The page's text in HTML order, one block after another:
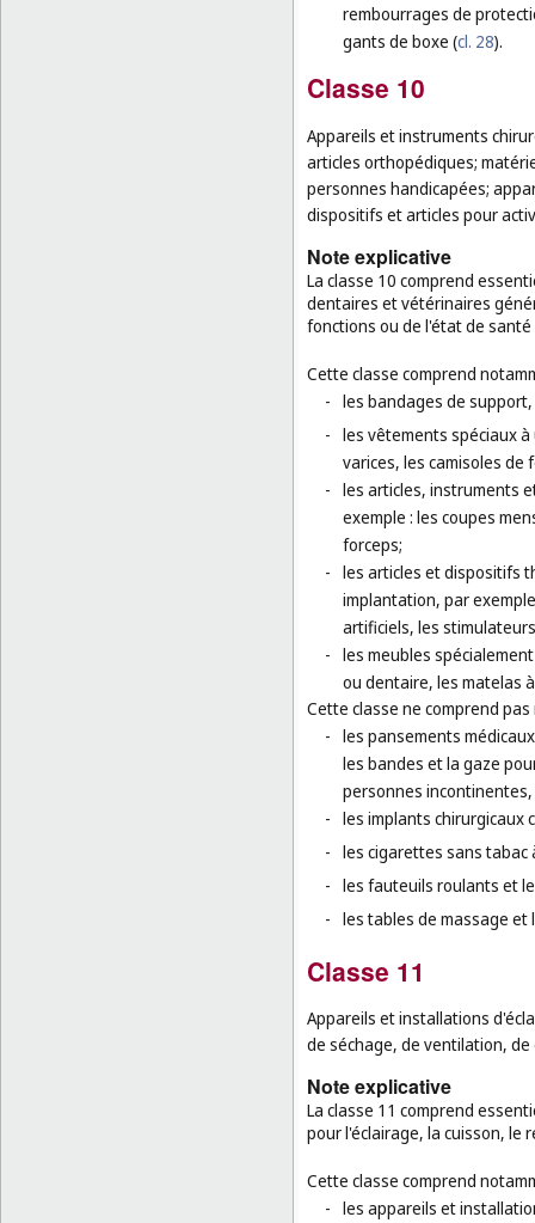
rembourrages de
gants de boxe (cl. 28).
Classe 10
Appareils et instruments
articles orthopédiques;
personnes handicapées;
dispositifs et articles pour
Note explicative
La classe 10 comprend
dentaires et vétérinaires
fonctions ou de l'état de
Cette classe comprend
- les bandages de
- les vêtements spéciaux
varices, les camisoles de
- les articles, instruments
exemple : les coupes
forceps;
- les articles et dispositifs
implantation, par
artificiels, les
- les meubles
ou dentaire, les matelas
Cette classe ne comprend
- les pansements
les bandes et la gaze
personnes
- les implants chirurgicaux
- les cigarettes sans tabac
- les fauteuils roulants et
- les tables de massage et
Classe 11
Appareils et installations
de séchage, de ventilation,
Note explicative
La classe 11 comprend
pour l'éclairage, la cuisson, le
Cette classe comprend
- les appareils et